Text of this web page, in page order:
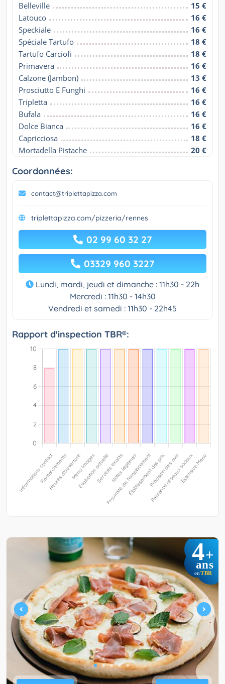
Belleville
15 €
Latouco
16 €
Speckiale
16 €
Spéciale Tartufo
18 €
Tartufo Carciofi
18 €
Primavera
16 €
Calzone (Jambon)
13 €
Prosciutto E Funghi
16 €
Tripletta
16 €
Bufala
16 €
Dolce Bianca
16 €
Capricciosa
18 €
Mortadella Pistache
20 €
Coordonnées:
contact@triplettapizza.com
triplettapizza.com/pizzeria/rennes
02 99 60 32 27
03329 960 3227
Lundi, mardi, jeudi et dimanche : 11h30 - 22h
Mercredi : 11h30 - 14h30
Vendredi et samedi : 11h30 - 22h45
Rapport d'inspection TBR®:
4+
ans
en TBR